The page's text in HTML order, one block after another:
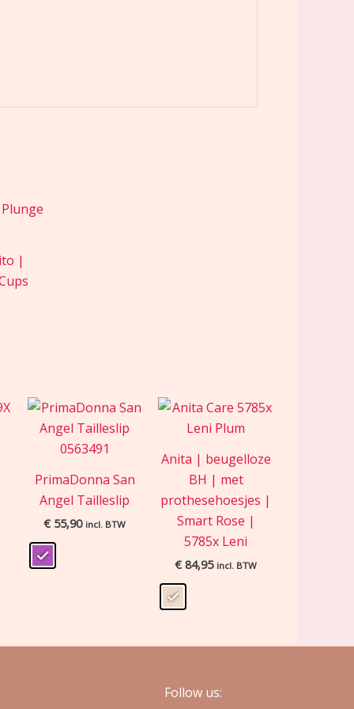
|
PrimaDonna San
Angel Tailleslip
€ 55,90 incl. BTW
Anita | beugelloze
BH | met
prothesehoesjes |
Smart Rose |
5785x Leni
€ 84,95 incl. BTW
Follow us: